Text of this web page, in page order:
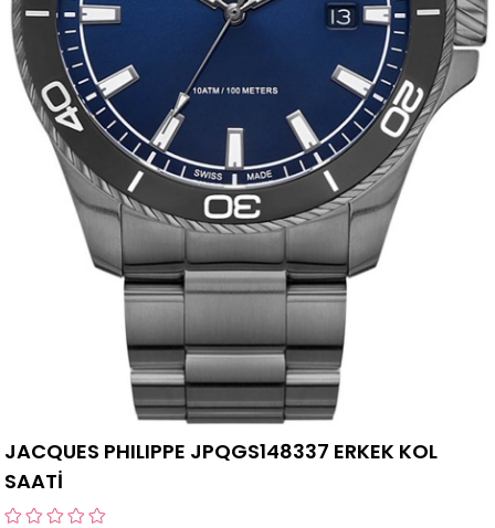
JACQUES PHILIPPE JPQGS148337 ERKEK KOL
SAATİ